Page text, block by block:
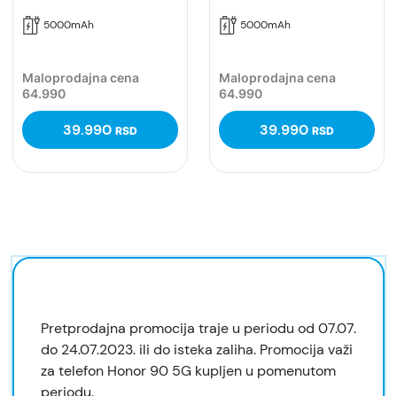
5000mAh
Maloprodajna cena
64.990
39.990 RSD
5000mAh
Maloprodajna cena
64.990
39.990 RSD
Pretprodajna promocija traje u periodu od 07.07.
do 24.07.2023. ili do isteka zaliha. Promocija važi
za telefon Honor 90 5G kupljen u pomenutom
periodu.